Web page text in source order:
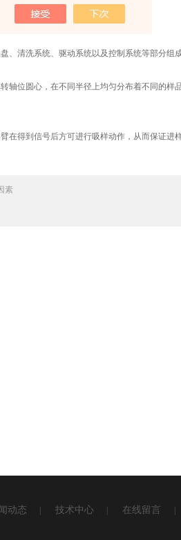
清洗系统、驱动系统以及控制系统等部分组
位圆心，在不同半径上均匀分布着不同的样
得到信号后方可进行吸样动作，从而保证进
素
动态 技术中心 在线留言